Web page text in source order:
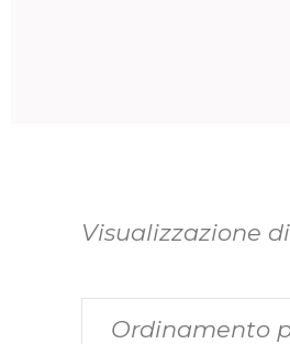
Visualizzazione